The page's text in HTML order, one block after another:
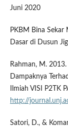
Juni 2020
PKBM Bina Sekar
Dasar di Dusun
Rahman, M.
Dampaknya
Ilmiah VISI P2TK
http://
Satori, D., &